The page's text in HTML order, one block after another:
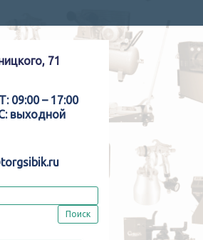
71
09:00 – 17:00
выходной
Поиск